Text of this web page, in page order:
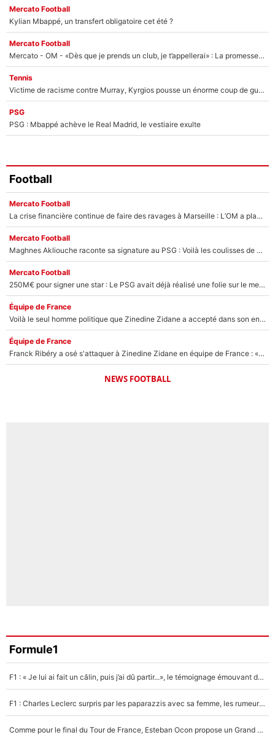
Mercato Football
Kylian Mbappé, un transfert obligatoire cet été ?
Mercato Football
Mercato - OM - «Dès que je prends un club, je t’appellerai» : La promesse de Marcelino au moment de claquer la porte
Tennis
Victime de racisme contre Murray, Kyrgios pousse un énorme coup de gueule !
PSG
PSG : Mbappé achève le Real Madrid, le vestiaire exulte
Football
Mercato Football
La crise financière continue de faire des ravages à Marseille : L’OM a placé 12 joueurs sur le marché des transferts… et ça pourrait lui rapporter près de 100M€ !
Mercato Football
Maghnes Akliouche raconte sa signature au PSG : Voilà les coulisses de son transfert de rêve à 50M€
Mercato Football
250M€ pour signer une star : Le PSG avait déjà réalisé une folie sur le mercato bien avant Neymar !
Équipe de France
Voilà le seul homme politique que Zinedine Zidane a accepté dans son entourage : «Je garde un très bon souvenir de lui»
Équipe de France
Franck Ribéry a osé s'attaquer à Zinedine Zidane en équipe de France : «Je n'aurais jamais fait ça»
NEWS FOOTBALL
Formule1
F1 : « Je lui ai fait un câlin, puis j’ai dû partir...», le témoignage émouvant de Max Verstappen sur sa fille
F1 : Charles Leclerc surpris par les paparazzis avec sa femme, les rumeurs étaient vraies !
Comme pour le final du Tour de France, Esteban Ocon propose un Grand Prix de Formule 1 à Paris : «Autour de l’Arc de Triomphe, ce serait génial» !